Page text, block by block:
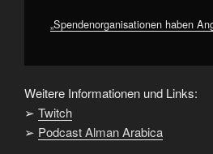
„Spendenorganisationen haben
Weitere Informationen und Links:
➢ Twitch
➢ Podcast Alman Arabica